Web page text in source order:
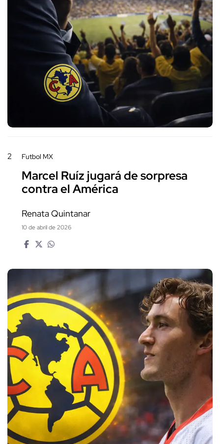
2 Futbol MX
Marcel Ruíz jugará de sorpresa
contra el América
Renata Quintanar
10 de abril de 2026